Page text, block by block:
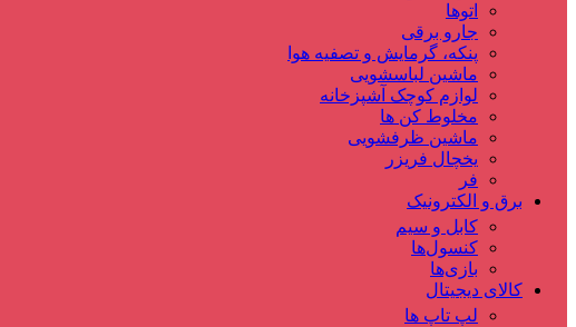
اتوها
جارو برقی
پنکه، گرمایش و تصفیه هوا
ماشین لباسشویی
لوازم کوچک آشپزخانه
مخلوط کن ها
ماشین ظرفشویی
یخچال فریزر
فر
برق و الکترونیک
کابل و سیم
کنسول‌ها
بازی‌ها
کالای دیجیتال
لپ تاپ ها